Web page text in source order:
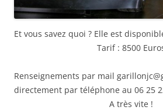
Et vous savez quoi ? Elle est
Tarif : 8500
Renseignements par mail
directement par téléphone au 06 25
A très vite !